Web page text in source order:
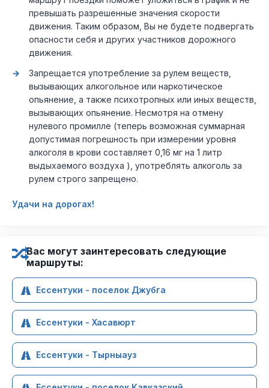
превышать разрешенные значения скорости
движения. Таким образом, Вы не будете подвергать
опасности себя и других участников дорожного
движения.
Запрещается употребление за рулем веществ,
вызывающих алкогольное или наркотическое
опьянение, а также психотропных или иных веществ,
вызывающих опьянение. Несмотря на отмену
нулевого промилле (теперь возможная суммарная
допустимая погрешность при измерении уровня
алкоголя в крови составляет 0,16 мг на 1 литр
выдыхаемого воздуха ), употреблять алкоголь за
рулем строго запрещено.
Удачи на дорогах!
Вас могут заинтересовать следующие
маршруты:
Ессентуки - поселок Джубга
Ессентуки - Хасавюрт
Ессентуки - Тырныауз